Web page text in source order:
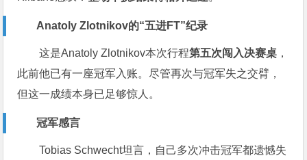
Anatoly Zlotnikov的“五进FT”纪录
这是Anatoly Zlotnikov本次行程第五次闯入决赛桌 ，
此前他已有一座冠军入账。尽管再次与冠军失之交臂，
但这一成绩本身已足够惊人。
冠军感言
Tobias Schwecht坦言，自己多次冲击冠军都遗憾失